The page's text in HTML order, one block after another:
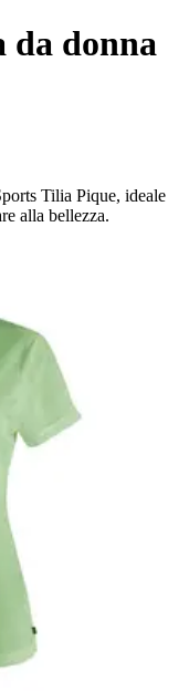
da donna
Tilia Pique, ideale
alla bellezza.